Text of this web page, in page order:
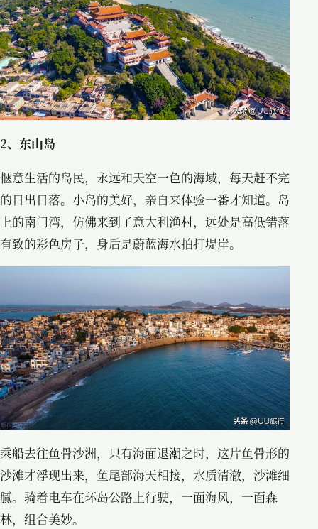
2、东山岛
惬意生活的岛民，永远和天空一色的海域，每天赶不完
的日出日落。小岛的美好，亲自来体验一番才知道。岛
上的南门湾，仿佛来到了意大利渔村，远处是高低错落
有致的彩色房子，身后是蔚蓝海水拍打堤岸。
乘船去往鱼骨沙洲，只有海面退潮之时，这片鱼骨形的
沙滩才浮现出来，鱼尾部海天相接，水质清澈，沙滩细
腻。骑着电车在环岛公路上行驶，一面海风，一面森
林，组合美妙。